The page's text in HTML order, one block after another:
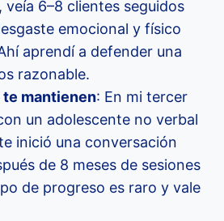
veía 6–8 clientes seguidos
emocional y físico
aprendí a defender una
razonable.
mantienen: En mi tercer
un adolescente no verbal
inició una conversación
de 8 meses de sesiones
de progreso es raro y vale